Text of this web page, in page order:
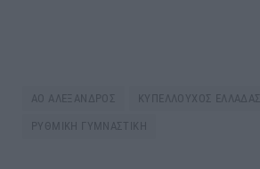
ΑΟ ΑΛΕΞΑΝΔΡΟΣ ΚΥΠΕΛΛΟΥΧΟΣ ΕΛΛΑΔΑΣ
ΡΥΘΜΙΚΗ ΓΥΜΝΑΣΤΙΚΗ